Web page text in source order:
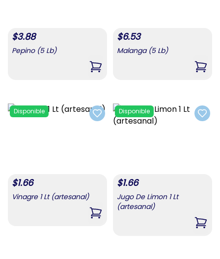
$3.88
Pepino (5 Lb)
,Pepino (5 Lb)
$6.53
Malanga (5 Lb)
,
Add to favorites
Disponible
$1.66
Vinagre 1 Lt (artesanal)
,Vinagre 1 Lt (artesanal)
Add
Disponible
$1.66
Jugo De Limon 1 Lt
(artesanal)
,